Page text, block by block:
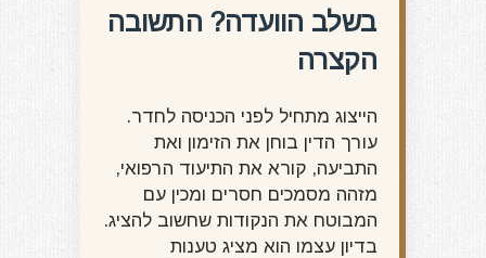
בשלב הוועדה? התשובה
הקצרה
הייצוג מתחיל לפני הכניסה לחדר.
עורך הדין בוחן את הזימון ואת
התביעה, קורא את התיעוד הרפואי,
מזהה מסמכים חסרים ומכין עם
המבוטח את הנקודות שחשוב להציג.
בדיון עצמו הוא מציג טענות